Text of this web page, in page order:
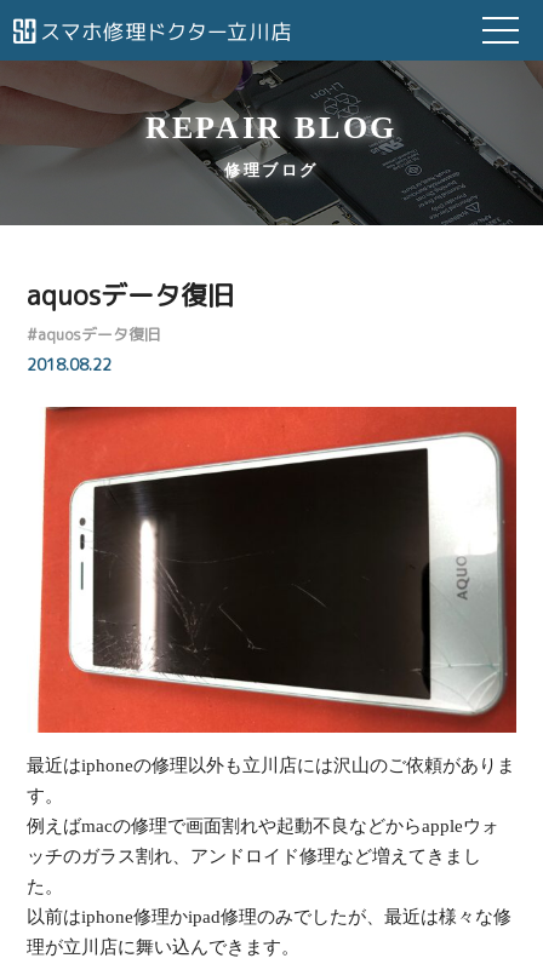
REPAIR BLOG
修理ブログ
aquosデータ復旧
#aquosデータ復旧
2018.08.22
最近はiphoneの修理以外も立川店には沢山のご依頼がありま
す。
例えばmacの修理で画面割れや起動不良などからappleウォ
ッチのガラス割れ、アンドロイド修理など増えてきまし
た。
以前はiphone修理かipad修理のみでしたが、最近は様々な修
理が立川店に舞い込んできます。